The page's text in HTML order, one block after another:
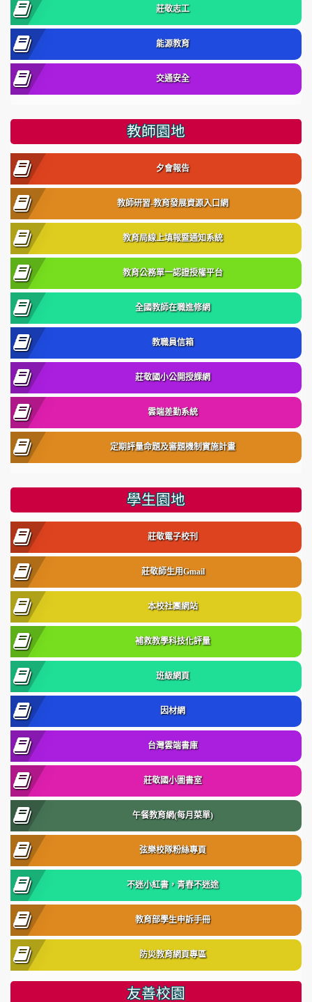
莊敬志工
能源教育
交通安全
教師園地
夕會報告
教師研習-教育發展資源入口網
教育局線上填報暨通知系統
教育公務單一認證授權平台
全國教師在職進修網
教職員信箱
莊敬國小公開授課網
雲端差勤系統
定期評量命題及審題機制實施計畫
學生園地
莊敬電子校刊
莊敬師生用Gmail
本校社團網站
補救教學科技化評量
班級網頁
因材網
台灣雲端書庫
莊敬國小圖書室
午餐教育網(每月菜單)
弦樂校隊粉絲專頁
不迷小紅書，青春不迷途
教育部學生申訴手冊
防災教育網頁專區
友善校園